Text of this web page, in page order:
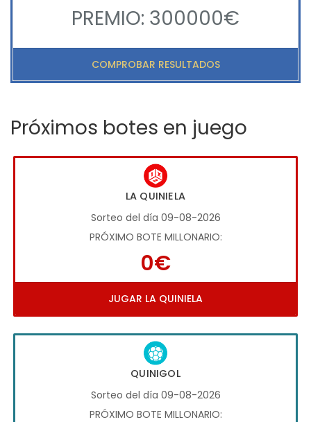
PREMIO: 300000€
COMPROBAR RESULTADOS
Próximos botes en juego
LA QUINIELA
Sorteo del día 09-08-2026
PRÓXIMO BOTE MILLONARIO:
0€
JUGAR LA QUINIELA
QUINIGOL
Sorteo del día 09-08-2026
PRÓXIMO BOTE MILLONARIO: